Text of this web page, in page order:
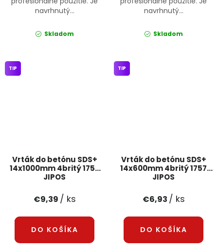
navrhnutý...
Skladom
navrhnutý...
Skladom
Vrták do betónu SDS+
14x1000mm 4britý 1758
JIPOS
TIP
€9,39 / ks
DO KOŠÍKA
Vrták do betónu SDS+
14x600mm 4britý 1757
JIPOS
TIP
€6,93 / ks
DO KOŠÍKA